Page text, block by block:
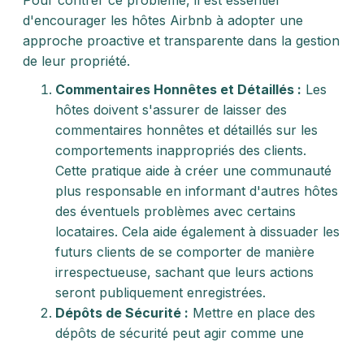
d'encourager les hôtes Airbnb à adopter une
approche proactive et transparente dans la gestion
de leur propriété.
Commentaires Honnêtes et Détaillés : Les
hôtes doivent s'assurer de laisser des
commentaires honnêtes et détaillés sur les
comportements inappropriés des clients.
Cette pratique aide à créer une communauté
plus responsable en informant d'autres hôtes
des éventuels problèmes avec certains
locataires. Cela aide également à dissuader les
futurs clients de se comporter de manière
irrespectueuse, sachant que leurs actions
seront publiquement enregistrées.
Dépôts de Sécurité : Mettre en place des
dépôts de sécurité peut agir comme une